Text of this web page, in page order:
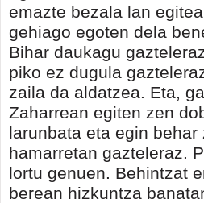
emazte bezala lan
gehiago egoten dela
Bihar daukagu
piko ez dugula
zaila da aldatzea. Eta,
Zaharrean egiten zen
larunbata eta egin
hamarretan gazteleraz.
lortu genuen. Behintzat
berean hizkuntza